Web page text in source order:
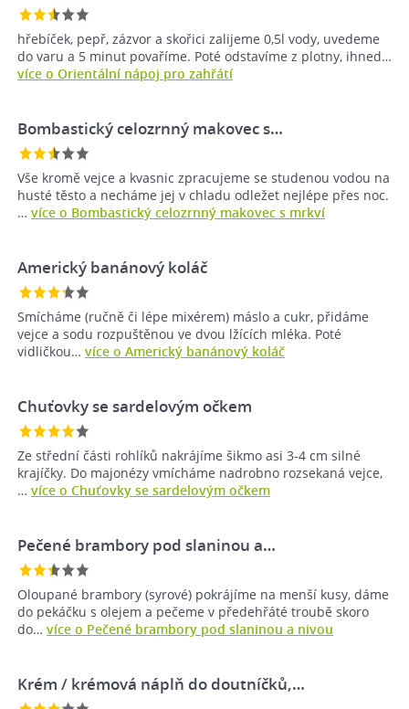
hřebíček, pepř, zázvor a skořici zalijeme 0,5l vody, uvedeme
do varu a 5 minut povaříme. Poté odstavíme z plotny, ihned…
více o Orientální nápoj pro zahřátí
Bombastický celozrnný makovec s…
Vše kromě vejce a kvasnic zpracujeme se studenou vodou na
husté těsto a necháme jej v chladu odležet nejlépe přes noc.
… více o Bombastický celozrnný makovec s mrkví
Americký banánový koláč
Smícháme (ručně či lépe mixérem) máslo a cukr, přidáme
vejce a sodu rozpuštěnou ve dvou lžících mléka. Poté
vidličkou… více o Americký banánový koláč
Chuťovky se sardelovým očkem
Ze střední části rohlíků nakrájíme šikmo asi 3-4 cm silné
krajíčky. Do majonézy vmícháme nadrobno rozsekaná vejce,
… více o Chuťovky se sardelovým očkem
Pečené brambory pod slaninou a…
Oloupané brambory (syrové) pokrájíme na menší kusy, dáme
do pekáčku s olejem a pečeme v předehřáté troubě skoro
do… více o Pečené brambory pod slaninou a nivou
Krém / krémová náplň do doutníčků,…